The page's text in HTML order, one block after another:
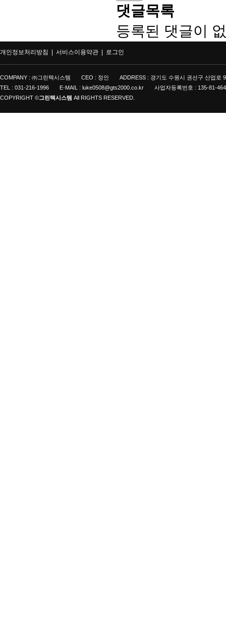
댓글목록
등록된 댓글이
개인정보처리방침 | 서비스이용약관 | 로그인
COMPANY : ㈜그린텍시스템 CEO : 정인
ADDRESS : 경기도 수원시 권선구 산업로
TEL : 031-216-1996
E-MAIL : luke0508@gts2000.co.kr
사업자등록번호 : 135-81-
COPYRIGHT ©그린텍시스템 All RIGHTS RESERVED.